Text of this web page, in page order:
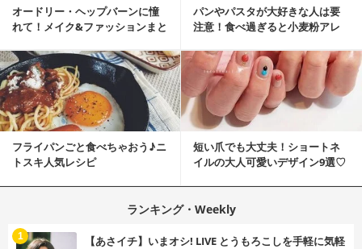
オードリー・ヘップバーンに憧
れて！メイク&ファッションまと
パンやパスタが大好きな人は要
注意！食べ過ぎると小麦粉アレ
フライパンごと食べちゃおう♪ニ
トスキ人気レシピ
短い爪でも大丈夫！ショートネ
イルの大人可愛いデザイン9選♡
ランキング・Weekly
【あさイチ】いまオシ! LIVE とうもろこしを手軽に気軽
1